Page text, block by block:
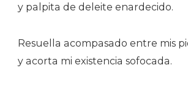
y palpita de deleite enardecido.
Resuella acompasado entre mis
y acorta mi existencia sofocada.